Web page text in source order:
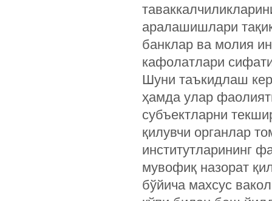
аралашишлари
банклар ва молия
кафолатлари
Шуни таъкидлаш
ҳамда улар
субъектларни
қилувчи органлар
институтларининг
мувофиқ назорат
бўйича махсус